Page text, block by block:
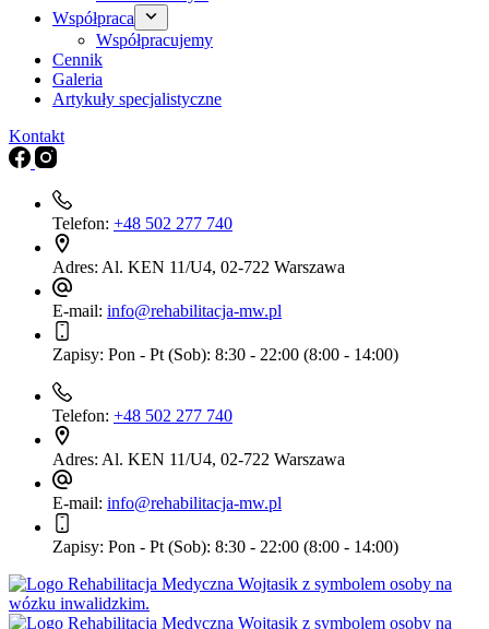
Współpraca
Współpracujemy
Cennik
Galeria
Artykuły specjalistyczne
Kontakt
Telefon: +48 502 277 740
Adres: Al. KEN 11/U4, 02-722 Warszawa
E-mail: info@rehabilitacja-mw.pl
Zapisy: Pon - Pt (Sob): 8:30 - 22:00 (8:00 - 14:00)
Telefon: +48 502 277 740
Adres: Al. KEN 11/U4, 02-722 Warszawa
E-mail: info@rehabilitacja-mw.pl
Zapisy: Pon - Pt (Sob): 8:30 - 22:00 (8:00 - 14:00)